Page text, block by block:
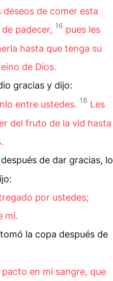
de comer esta
padecer, 16 pues les
hasta que tenga su
de Dios.
gracias y dijo:
entre ustedes. 18 Les
del fruto de la vid hasta
de dar gracias, lo
por ustedes;
mí.
la copa después de
en mi sangre, que